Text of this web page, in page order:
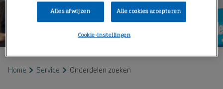
Home Service Onderdelen zoeken
Alles afwijzen Alle cookies accepteren
Cookie-instellingen